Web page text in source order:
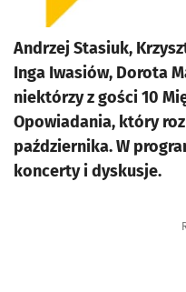
Andrzej Stasiuk,
Inga Iwasiów, Dorota
niektórzy z gości 10
Opowiadania, który
października. W
koncerty i dyskusje.